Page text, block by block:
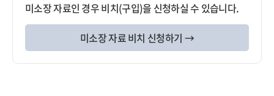
미소장 자료인 경우 비치(구입)을 신청하실 수 있습니다.
미소장 자료 비치 신청하기 →